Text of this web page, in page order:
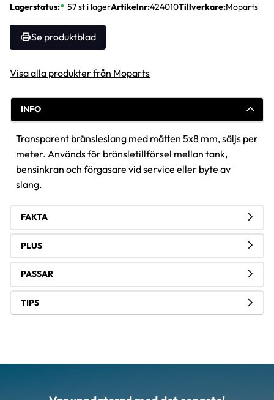
Lagerstatus 57 st i lagerArtikelnr 424010Tillverkare Moparts
Se produktblad
Visa alla produkter från Moparts
INFO
Transparent bränsleslang med måtten 5x8 mm, säljs per
meter. Används för bränsletillförsel mellan tank,
bensinkran och förgasare vid service eller byte av
slang.
FAKTA
PLUS
PASSAR
TIPS